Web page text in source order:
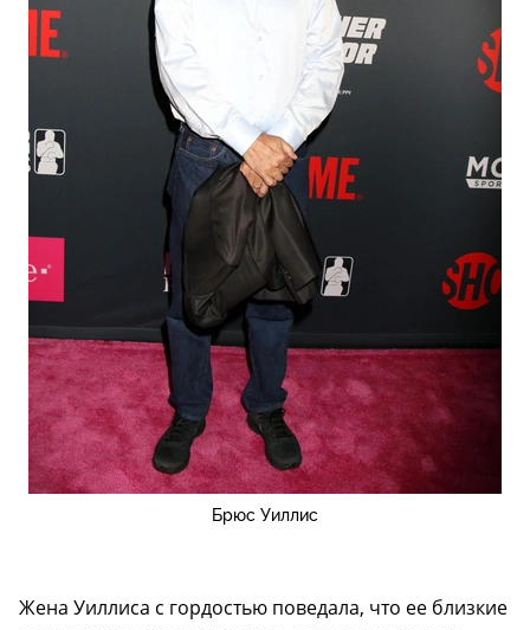
Брюс Уиллис
Жена Уиллиса с гордостью поведала, что ее близкие